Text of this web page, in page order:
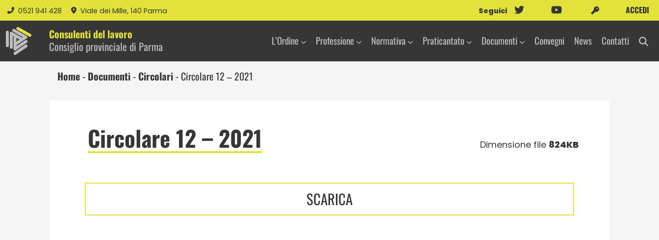
0521 941 428 Viale dei Mille, 140 Parma Seguici ACCEDI
Consulenti del lavoro
Consiglio provinciale di Parma L’Ordine Professione Normativa Praticantato Documenti Convegni News Contatti
Home - Documenti - Circolari - Circolare 12 – 2021
Circolare 12 – 2021 Dimensione file 824KB
SCARICA